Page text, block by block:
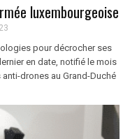
luxembourgeoise
pour décrocher ses
en date, notifié le mois
drones au Grand-Duché